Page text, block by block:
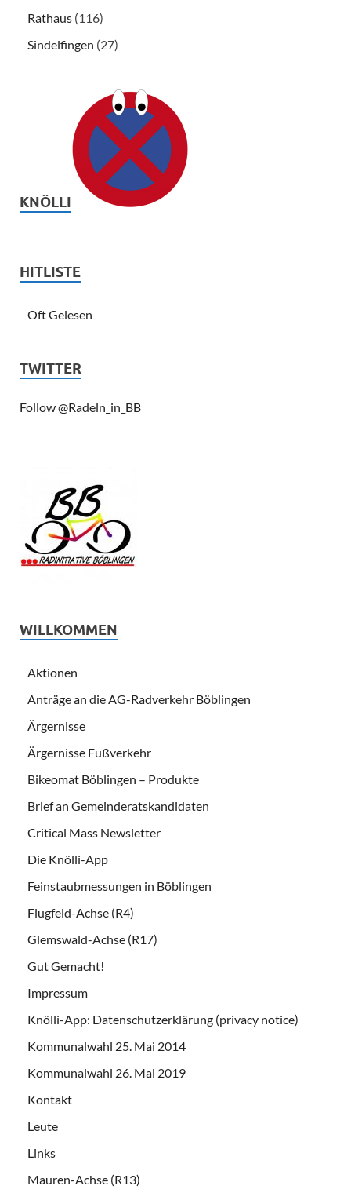
Rathaus (116)
Sindelfingen (27)
KNÖLLI
HITLISTE
Oft Gelesen
TWITTER
Follow @Radeln_in_BB
WILLKOMMEN
Aktionen
Anträge an die AG-Radverkehr Böblingen
Ärgernisse
Ärgernisse Fußverkehr
Bikeomat Böblingen – Produkte
Brief an Gemeinderatskandidaten
Critical Mass Newsletter
Die Knölli-App
Feinstaubmessungen in Böblingen
Flugfeld-Achse (R4)
Glemswald-Achse (R17)
Gut Gemacht!
Impressum
Knölli-App: Datenschutzerklärung (privacy notice)
Kommunalwahl 25. Mai 2014
Kommunalwahl 26. Mai 2019
Kontakt
Leute
Links
Mauren-Achse (R13)